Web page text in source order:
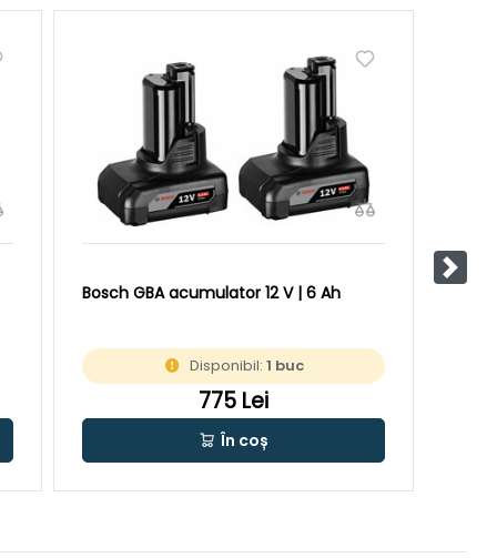
Pasul
Bosch GBA acumulator 12 V | 6 Ah
Disponibil: 1 buc
775 Lei
În coș